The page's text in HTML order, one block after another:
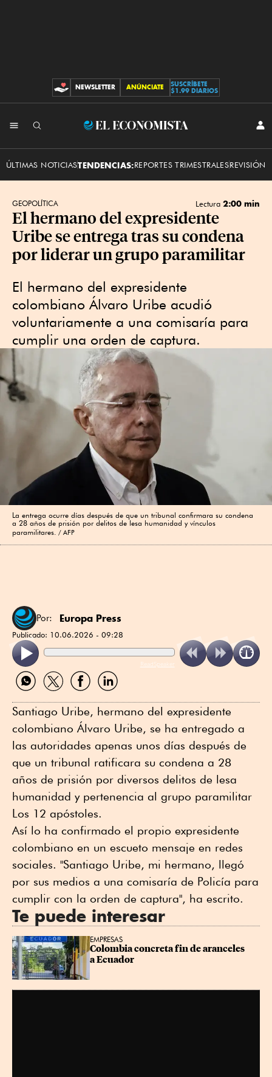
CONTRIBUCIONES
NEWSLETTER ANÚNCIATE
SUSCRÍBETE
$1.99 DIARIOS
El
ÚLTIMAS NOTICIASTENDENCIAS:REPORTES TRIMESTRALESREVISIÓN
GEOPOLÍTICA Lectura 2:00 min
El hermano del expresidente
Uribe se entrega tras su condena
por liderar un grupo paramilitar
El hermano del expresidente
colombiano Álvaro Uribe acudió
voluntariamente a una comisaría para
cumplir una orden de captura.
La entrega ocurre días después de que un tribunal confirmara su condena
a 28 años de prisión por delitos de lesa humanidad y vínculos
paramilitares.
AFP
Por: Europa Press
Publicado: 10.06.2026 - 09:28
ReadSpeaker
Compartir
por
Compartir
por
Compartir
por
Compartir
por
Santiago Uribe, hermano del expresidente
colombiano Álvaro Uribe, se ha entregado a
las autoridades apenas unos días después de
que un tribunal ratificara su condena a 28
años de prisión por diversos delitos de lesa
humanidad y pertenencia al grupo paramilitar
Los 12 apóstoles.
Así lo ha confirmado el propio expresidente
colombiano en un escueto mensaje en redes
sociales. "Santiago Uribe, mi hermano, llegó
por sus medios a una comisaría de Policía para
cumplir con la orden de captura", ha escrito.
Te puede interesar
EMPRESAS
Colombia concreta fin de aranceles
a Ecuador